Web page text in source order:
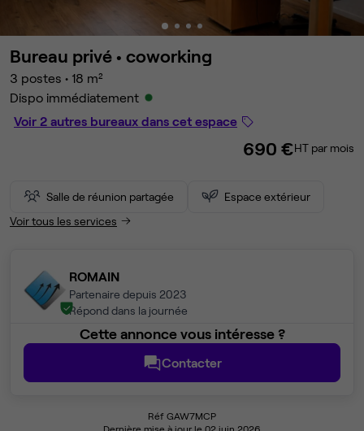
Bureau privé • coworking
3 postes • 18 m²
Dispo immédiatement
Voir 2 autres bureaux dans cet espace
690 €HT par mois
Salle de réunion partagée
Espace extérieur
Voir tous les services
ROMAIN
Partenaire depuis 2023
Répond dans la journée
Cette annonce vous intéresse ?
Contacter
Réf GAW7MCP